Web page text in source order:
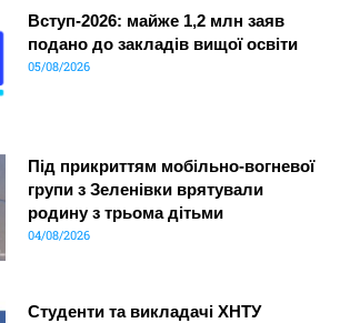
Вступ-2026: майже 1,2 млн заяв
подано до закладів вищої освіти
05/08/2026
Під прикриттям мобільно-вогневої
групи з Зеленівки врятували
родину з трьома дітьми
04/08/2026
Студенти та викладачі ХНТУ